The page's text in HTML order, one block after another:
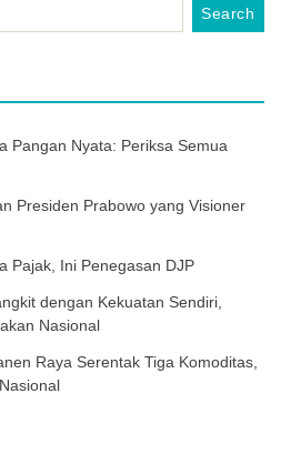
Pangan Nyata: Periksa Semua
Presiden Prabowo yang Visioner
Pajak, Ini Penegasan DJP
dengan Kekuatan Sendiri,
Nasional
Raya Serentak Tiga Komoditas,